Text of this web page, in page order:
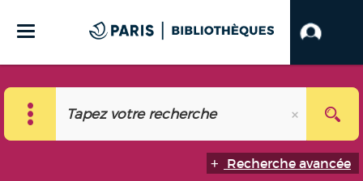
Recherche avancée